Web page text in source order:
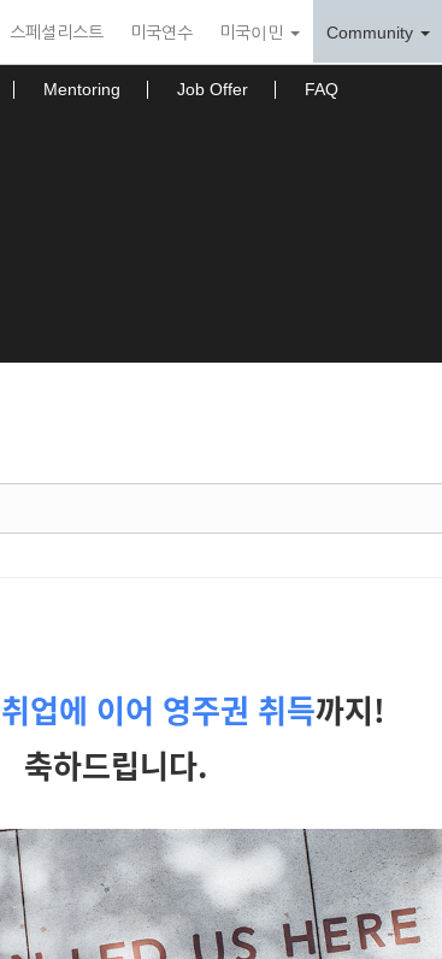
스페셜리스트 미국연수 미국이민 Community
Mentoring Job Offer FAQ
업에 이어 영주권 취득까지!
축하드립니다.